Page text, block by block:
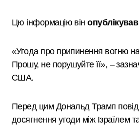
Цю інформацію вінопублікував
«Угода про припинення вогню
Прошу, не порушуйте її», –
США.
Перед цим Дональд Трамп
досягнення угоди між Ізраїлем